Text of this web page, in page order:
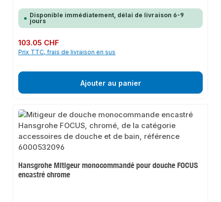
Disponible immédiatement, délai de livraison 6-9
jours
Prix régulier :
103.05 CHF
Prix TTC, frais de livraison en sus
Ajouter au panier
Hansgrohe Mitigeur monocommandé pour douche FOCUS
encastré chrome